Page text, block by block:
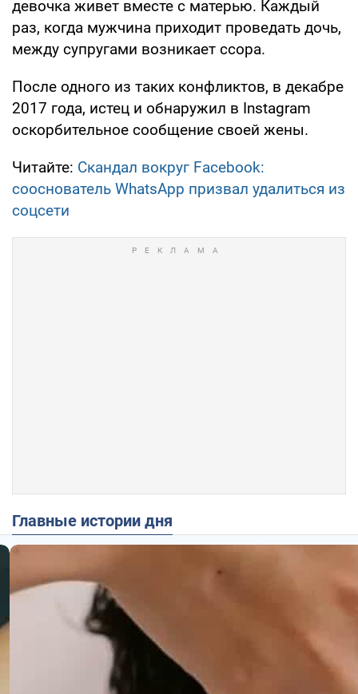
девочка живет вместе с матерью. Каждый
раз, когда мужчина приходит проведать дочь,
между супругами возникает ссора.
После одного из таких конфликтов, в декабре
2017 года, истец и обнаружил в Instagram
оскорбительное сообщение своей жены.
Читайте: Скандал вокруг Facebook:
сооснователь WhatsApp призвал удалиться из
соцсети
Главные истории дня